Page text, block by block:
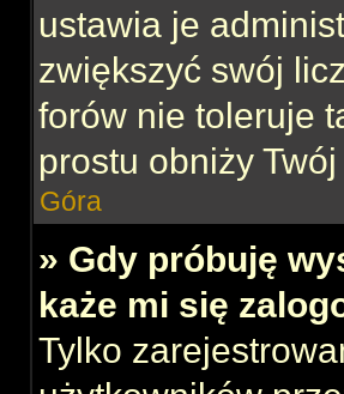
ustawia je
zwiększyć swój
forów nie toleruje
prostu obniży
Góra
» Gdy próbuję
każe mi się
Tylko